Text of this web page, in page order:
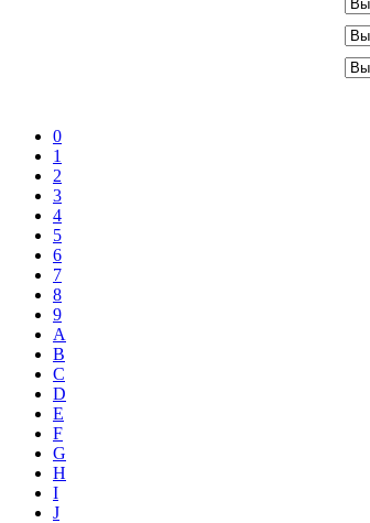
0
1
2
3
4
5
6
7
8
9
A
B
C
D
E
F
G
H
I
J